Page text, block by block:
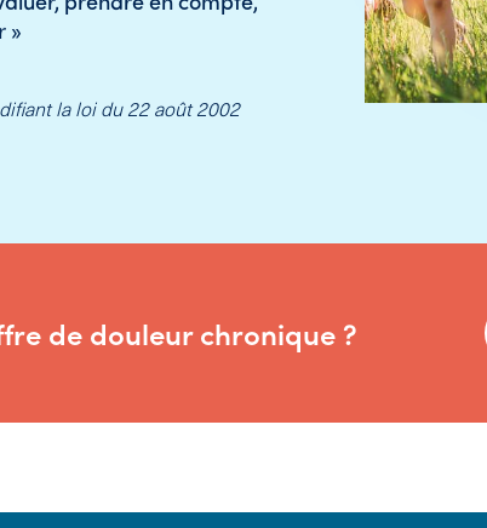
»
la loi du 22 août 2002
de douleur chronique ?